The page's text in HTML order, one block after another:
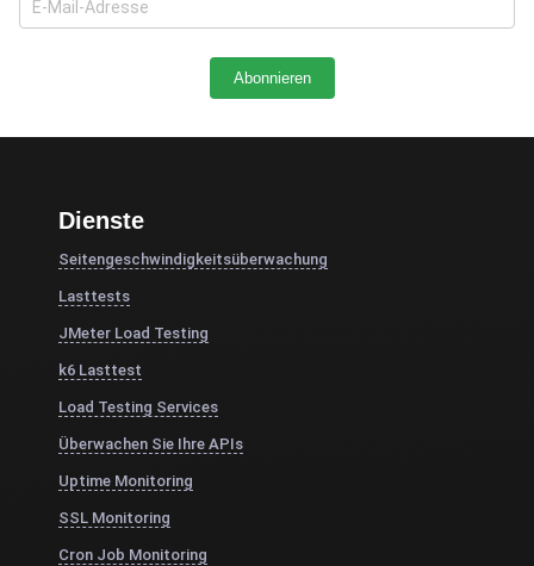
Dienste
Seitengeschwindigkeitsüberwachung
Lasttests
JMeter Load Testing
k6 Lasttest
Load Testing Services
Überwachen Sie Ihre APIs
Uptime Monitoring
SSL Monitoring
Cron Job Monitoring